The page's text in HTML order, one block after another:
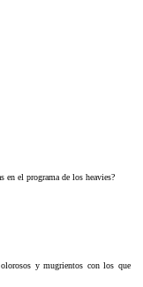
en el programa de los heavies?
y mugrientos con los que